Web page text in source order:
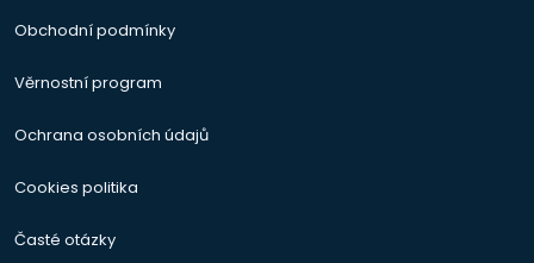
Obchodní podmínky
Věrnostní program
Ochrana osobních údajů
Cookies politika
Časté otázky